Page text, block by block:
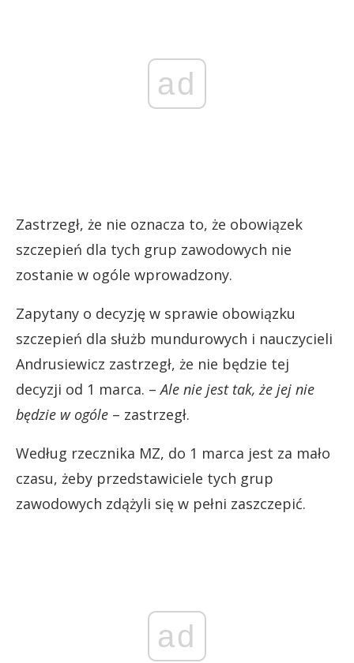
ad
Zastrzegł, że nie oznacza to, że obowiązek
szczepień dla tych grup zawodowych nie
zostanie w ogóle wprowadzony.
Zapytany o decyzję w sprawie obowiązku
szczepień dla służb mundurowych i nauczycieli
Andrusiewicz zastrzegł, że nie będzie tej
decyzji od 1 marca. –Ale nie jest tak, że jej nie
będzie w ogóle – zastrzegł.
Według rzecznika MZ, do 1 marca jest za mało
czasu, żeby przedstawiciele tych grup
zawodowych zdążyli się w pełni zaszczepić.
ad